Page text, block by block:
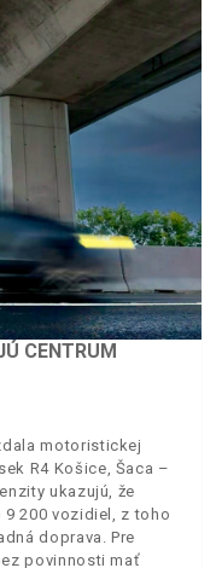
CENTRUM
motoristickej
R4 Košice, Šaca –
ukazujú, že
9 200 vozidiel, z toho
doprava. Pre
povinnosti mať